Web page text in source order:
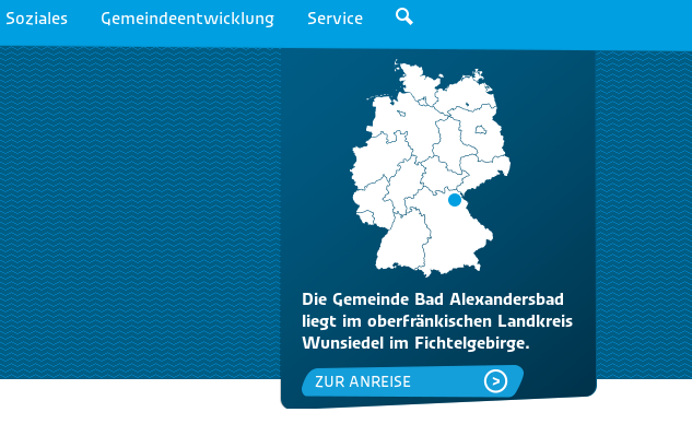
Gemeindeentwicklung Service
Die Gemeinde Bad Alexandersbad
liegt im oberfränkischen Landkreis
Wunsiedel im Fichtelgebirge.
ZUR ANREISE